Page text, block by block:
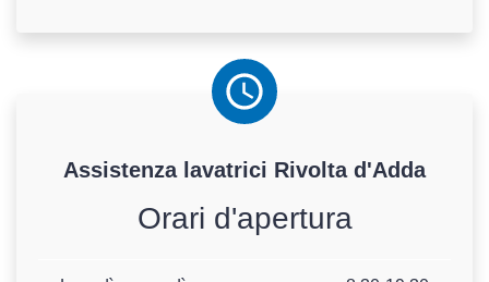
Assistenza lavatrici Rivolta d'Adda
Orari d'apertura